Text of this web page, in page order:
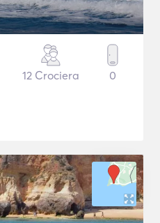
12 Crociera 0